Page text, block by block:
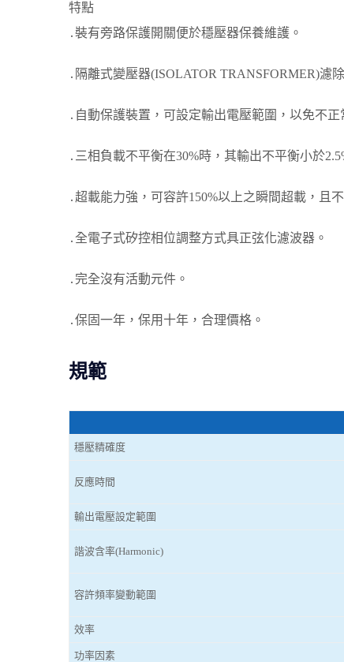
特點
․裝有旁路保護開關便於穩壓器保養維護。
․隔離式變壓器(ISOLATOR TRANSFORMER)濾
․自動保護裝置，可設定輸出電壓範圍，以免不
․三相負載不平衡在30%時，其輸出不平衡小於
․超載能力強，可容許150%以上之瞬間超載，且
․全電子式矽控相位調整方式具正弦化濾波器。
․完全沒有活動元件。
․保固一年，保用十年，合理價格。
規範
穩壓精確度
反應時間
輸出電壓設定範圍
諧波含率(Harmonic)
容許頻率變動範圍
效率
功率因素